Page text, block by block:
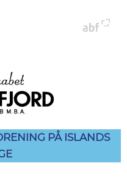
PÅ ISLANDS